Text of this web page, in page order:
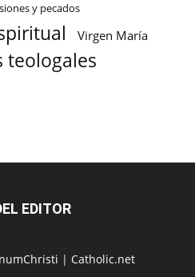
y pecados
Virgen María
teologales
EDITOR
| Catholic.net